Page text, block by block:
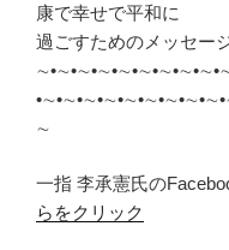
康で幸せで平和に
過ごすためのメッセー
∼
一指 李承憲氏の
らをクリック